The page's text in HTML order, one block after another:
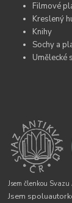
Filmové
Kreslený
Knihy
Sochy a
Umělecké
Jsem členkou
Jsem